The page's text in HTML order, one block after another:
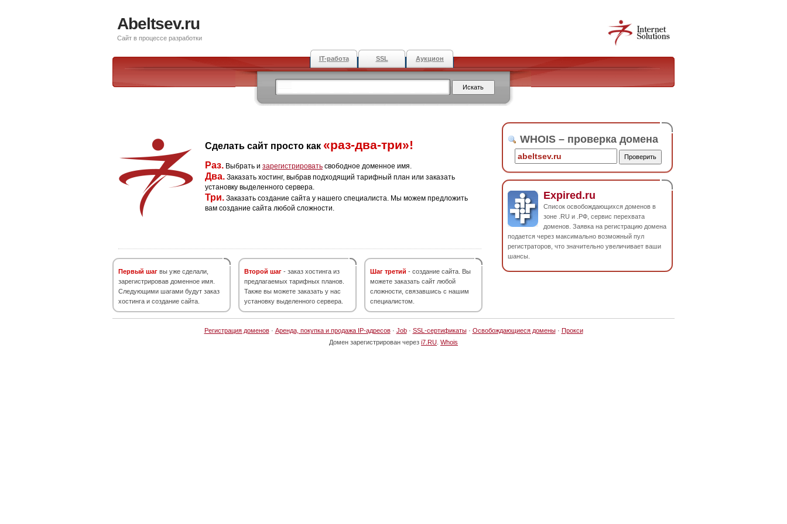
Abeltsev.ru
Сайт в процессе разработки
IT-работа SSL Аукцион
Сделать сайт просто как «раз-два-три»!
Раз. Выбрать и зарегистрировать свободное доменное имя.
Два. Заказать хостинг, выбрав подходящий тарифный план или заказать
установку выделенного сервера.
Три. Заказать создание сайта у нашего специалиста. Мы можем предложить
вам создание сайта любой сложности.
Первый шаг вы уже сделали,
зарегистрировав доменное имя.
Следующими шагами будут заказ
хостинга и создание сайта.
Второй шаг - заказ хостинга из
предлагаемых тарифных планов.
Также вы можете заказать у нас
установку выделенного сервера.
Шаг третий - создание сайта. Вы
можете заказать сайт любой
сложности, связавшись с нашим
специалистом.
WHOIS – проверка домена
Expired.ru
Список освобождающихся доменов в
зоне .RU и .РФ, сервис перехвата
доменов. Заявка на регистрацию домена
подается через максимально возможный пул
регистраторов, что значительно увеличивает ваши
шансы.
Регистрация доменов· Аренда, покупка и продажа IP-адресов· Job· SSL-сертификаты· Освобождающиеся домены· Прокси
Домен зарегистрирован через i7.RU Whois